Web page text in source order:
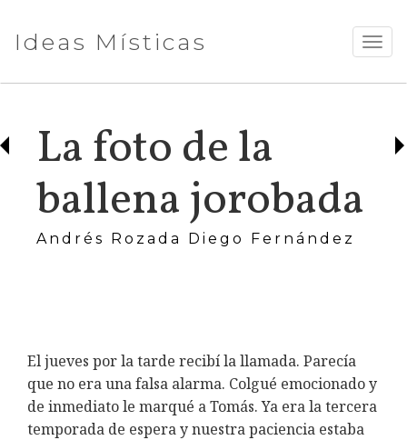
Ideas Místicas
La foto de la
ballena jorobada
Andrés Rozada Diego Fernández
El jueves por la tarde recibí la llamada. Parecía
que no era una falsa alarma. Colgué emocionado y
de inmediato le marqué a Tomás. Ya era la tercera
temporada de espera y nuestra paciencia estaba